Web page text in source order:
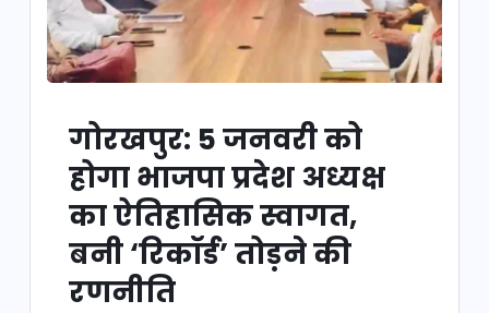
गोरखपुर: 5 जनवरी को
होगा भाजपा प्रदेश अध्यक्ष
का ऐतिहासिक स्वागत,
बनी ‘रिकॉर्ड’ तोड़ने की
रणनीति